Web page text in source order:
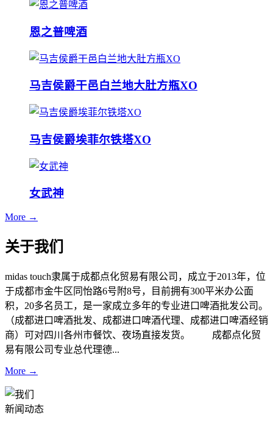
恩之普啤酒
马吉侯爵干邑白兰地大肚方瓶XO
马吉侯爵埃菲尔铁塔XO
女武神
More →
关于我们
midas touch隶属于成都点化贸易有限公司，成立于2013年，位
于成都市金牛区同怡路6号附8号，目前拥有300平米办公面
积，20多名员工，是一家成立多年的专业进口啤酒批发公司。
（成都进口啤酒批发、成都进口啤酒代理、成都进口啤酒经销
商）可对四川各州市餐饮、夜场直接发货。 成都点化贸
易有限公司专业总代理德...
More →
新闻动态